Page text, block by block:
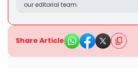
our editorial team.
Share Article